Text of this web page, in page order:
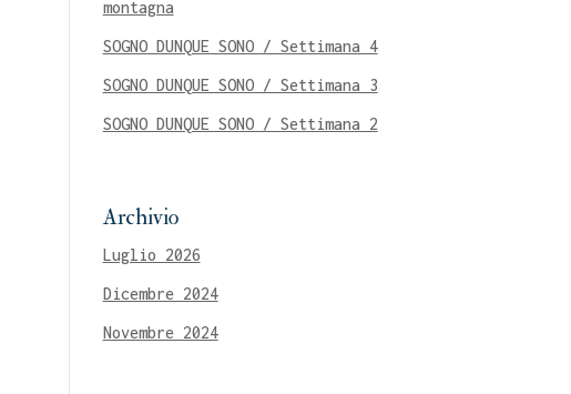
montagna
SOGNO DUNQUE SONO / Settimana 4
SOGNO DUNQUE SONO / Settimana 3
SOGNO DUNQUE SONO / Settimana 2
Archivio
Luglio 2026
Dicembre 2024
Novembre 2024